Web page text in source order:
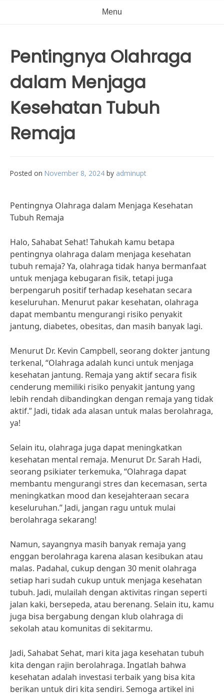
Menu
Pentingnya Olahraga
dalam Menjaga
Kesehatan Tubuh
Remaja
Posted on November 8, 2024 by adminupt
Pentingnya Olahraga dalam Menjaga Kesehatan
Tubuh Remaja
Halo, Sahabat Sehat! Tahukah kamu betapa
pentingnya olahraga dalam menjaga kesehatan
tubuh remaja? Ya, olahraga tidak hanya bermanfaat
untuk menjaga kebugaran fisik, tetapi juga
berpengaruh positif terhadap kesehatan secara
keseluruhan. Menurut pakar kesehatan, olahraga
dapat membantu mengurangi risiko penyakit
jantung, diabetes, obesitas, dan masih banyak lagi.
Menurut Dr. Kevin Campbell, seorang dokter jantung
terkenal, “Olahraga adalah kunci untuk menjaga
kesehatan jantung. Remaja yang aktif secara fisik
cenderung memiliki risiko penyakit jantung yang
lebih rendah dibandingkan dengan remaja yang tidak
aktif.” Jadi, tidak ada alasan untuk malas berolahraga,
ya!
Selain itu, olahraga juga dapat meningkatkan
kesehatan mental remaja. Menurut Dr. Sarah Hadi,
seorang psikiater terkemuka, “Olahraga dapat
membantu mengurangi stres dan kecemasan, serta
meningkatkan mood dan kesejahteraan secara
keseluruhan.” Jadi, jangan ragu untuk mulai
berolahraga sekarang!
Namun, sayangnya masih banyak remaja yang
enggan berolahraga karena alasan kesibukan atau
malas. Padahal, cukup dengan 30 menit olahraga
setiap hari sudah cukup untuk menjaga kesehatan
tubuh. Jadi, mulailah dengan aktivitas ringan seperti
jalan kaki, bersepeda, atau berenang. Selain itu, kamu
juga bisa bergabung dengan klub olahraga di
sekolah atau komunitas di sekitarmu.
Jadi, Sahabat Sehat, mari kita jaga kesehatan tubuh
kita dengan rajin berolahraga. Ingatlah bahwa
kesehatan adalah investasi terbaik yang bisa kita
berikan untuk diri kita sendiri. Semoga artikel ini